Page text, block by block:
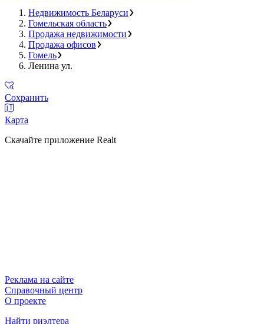
Недвижимость Беларуси
Гомельская область
Продажа недвижимости
Продажа офисов
Гомель
Ленина ул.
Сохранить
Карта
Скачайте приложение Realt
Реклама на сайте
Справочный центр
О проекте
Найти риэлтера